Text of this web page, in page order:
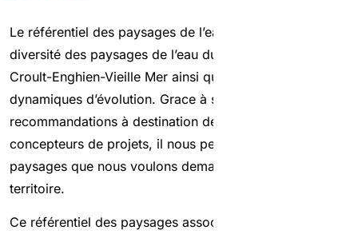
JE SUIS
ACTEUR DE
L’URBANISME
Le référentiel des paysages de l’eau met en lumière la
diversité des paysages de l’eau du territoire du SAGE
Croult-Enghien-Vieille Mer ainsi que les grandes
dynamiques d’évolution. Grace à son cahier de
recommandations à destination des aménageurs et
concepteurs de projets, il nous permet de dessiner les
paysages que nous voulons demain pour notre
territoire.
Ce référentiel des paysages associe :